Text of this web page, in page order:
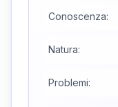
Conoscenza:
Natura:
Problemi: